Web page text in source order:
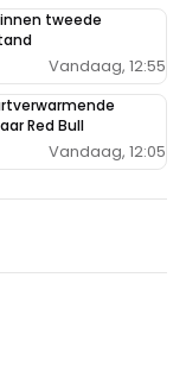
tweede
Vandaag, 12:55
Red Bull
Vandaag, 12:05